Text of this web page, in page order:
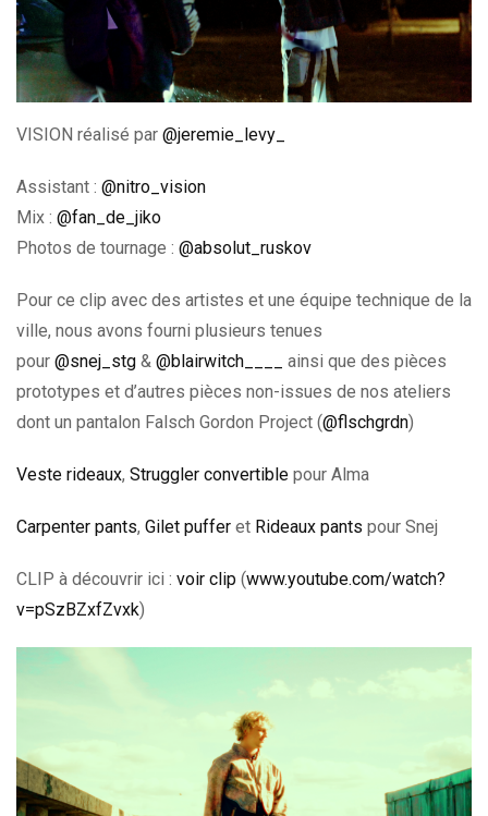
VISION réalisé par @jeremie_levy_
Assistant : @nitro_vision
Mix : @fan_de_jiko
Photos de tournage : @absolut_ruskov
Pour ce clip avec des artistes et une équipe technique de la
ville, nous avons fourni plusieurs tenues
pour @snej_stg & @blairwitch____
ainsi que des pièces
prototypes et d’autres pièces non-issues de nos ateliers
dont un pantalon Falsch Gordon Project (@flschgrdn)
Veste rideaux, Struggler convertible pour Alma
Carpenter pants, Gilet puffer et Rideaux pants pour Snej
CLIP à découvrir ici : voir clip (www.youtube.com/watch?
v=pSzBZxfZvxk)